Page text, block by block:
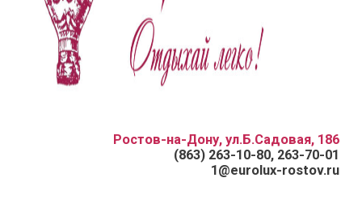
Ростов-на-Дону, ул.Б.Садовая, 186
(863) 263-10-80, 263-70-01
1@eurolux-rostov.ru